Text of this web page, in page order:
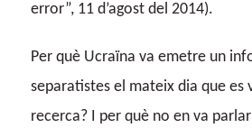
error”, 11 d’agost del 2014).
Per què Ucraïna va emetre un
separatistes el mateix dia que es
recerca? I per què no en va